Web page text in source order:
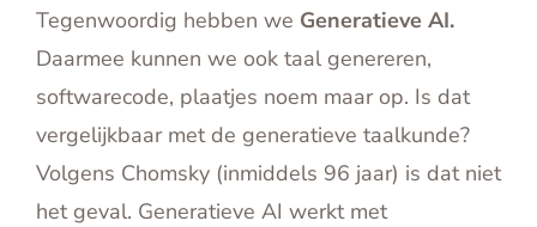
Tegenwoordig hebben we Generatieve AI.
Daarmee kunnen we ook taal genereren,
softwarecode, plaatjes noem maar op. Is dat
vergelijkbaar met de generatieve taalkunde?
Volgens Chomsky (inmiddels 96 jaar) is dat niet
het geval. Generatieve AI werkt met